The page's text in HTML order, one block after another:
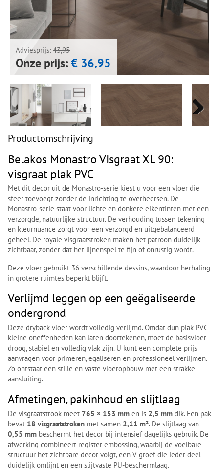
Adviesprijs: 43,95
Onze prijs:€ 36,95
Next
Next
Productomschrijving
Belakos Monastro Visgraat XL 90:
visgraat plak PVC
Met dit decor uit de Monastro-serie kiest u voor een vloer die
sfeer toevoegt zonder de inrichting te overheersen. De
Monastro-serie staat voor lichte en donkere eikentinten met een
verzorgde, natuurlijke structuur. De verhouding tussen tekening
en kleurnuance zorgt voor een verzorgd en uitgebalanceerd
geheel. De royale visgraatstroken maken het patroon duidelijk
zichtbaar, zonder dat het lijnenspel te fijn of onrustig wordt.
Deze vloer gebruikt 36 verschillende dessins, waardoor herhaling
in grotere ruimtes beperkt blijft.
Verlijmd leggen op een geëgaliseerde
ondergrond
Deze dryback vloer wordt volledig verlijmd. Omdat dun plak PVC
kleine oneffenheden kan laten doortekenen, moet de basisvloer
droog, stabiel en volledig vlak zijn. U kunt een complete prijs
aanvragen voor primeren, egaliseren en professioneel verlijmen.
Zo ontstaat een stille en vaste vloeropbouw met een strakke
aansluiting.
Afmetingen, pakinhoud en slijtlaag
De visgraatstrook meet 765 × 153 mm en is 2,5 mm dik. Een pak
bevat 18 visgraatstroken met samen 2,11 m². De slijtlaag van
0,55 mm beschermt het decor bij intensief dagelijks gebruik. De
afwerking combineert register embossing, waarbij de voelbare
structuur het zichtbare decor volgt, een V-groef die ieder deel
duidelijk omlijnt en een slijtvaste PU-beschermlaag.